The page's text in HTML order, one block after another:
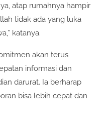
atap rumahnya hampir
tidak ada yang luka
katanya.
akan terus
informasi dan
darurat. Ia berharap
bisa lebih cepat dan